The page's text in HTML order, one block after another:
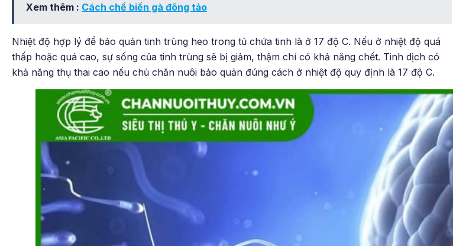
Xem thêm : Cách chế biến gà đông tảo
Nhiệt độ hợp lý để bảo quản tinh trùng heo trong tủ chứa tinh là ở 17 độ C. Nếu ở nhiệt độ quá
thấp hoặc quá cao, sự sống của tinh trùng sẽ bị giảm, thậm chí có khả năng chết. Tinh dịch có
khả năng thụ thai cao nếu chủ chăn nuôi bảo quản đúng cách ở nhiệt độ quy định là 17 độ C.